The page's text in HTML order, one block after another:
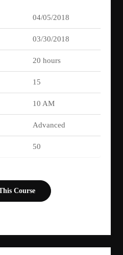
04/05/2018
03/30/2018
20 hours
15
10 AM
Advanced
50
Course